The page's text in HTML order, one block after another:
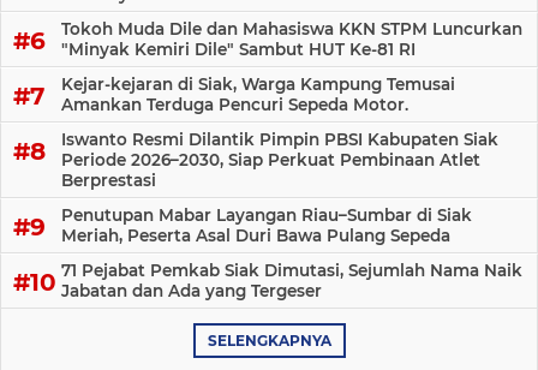
Tokoh Muda Dile dan Mahasiswa KKN STPM Luncurkan
"Minyak Kemiri Dile" Sambut HUT Ke-81 RI
Kejar-kejaran di Siak, Warga Kampung Temusai
Amankan Terduga Pencuri Sepeda Motor.
Iswanto Resmi Dilantik Pimpin PBSI Kabupaten Siak
Periode 2026–2030, Siap Perkuat Pembinaan Atlet
Berprestasi
Penutupan Mabar Layangan Riau–Sumbar di Siak
Meriah, Peserta Asal Duri Bawa Pulang Sepeda
71 Pejabat Pemkab Siak Dimutasi, Sejumlah Nama Naik
Jabatan dan Ada yang Tergeser
SELENGKAPNYA